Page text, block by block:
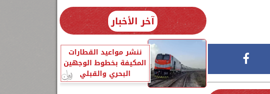
آخر الأخبار
ننشر مواعيد القطارات
المكيفة بخطوط الوجهين
البحري والقبلي